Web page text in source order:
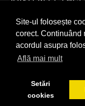
Site-ul folosește
corect. Continuând
acordul asupra
Află mai mult
Setări
cookies